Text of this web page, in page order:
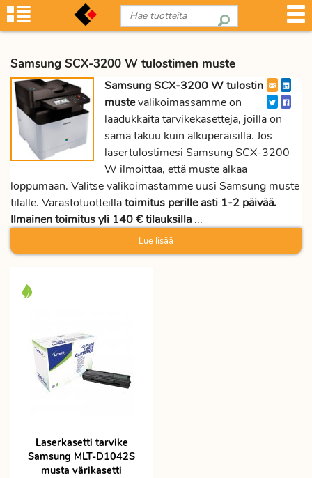
Samsung SCX-3200 W tulostimen muste
Samsung SCX-3200 W tulostin
mustevalikoimassamme on
laadukkaita tarvikekasetteja, joilla on
sama takuu kuin alkuperäisillä. Jos
lasertulostimesi Samsung SCX-3200
W ilmoittaa, että muste alkaa
loppumaan. Valitse valikoimastamme uusi Samsung muste
tilalle. Varastotuotteillatoimitus perille asti 1-2 päivää.
Ilmainen toimitus yli 140 € tilauksilla ...
Lue lisää
Laserkasetti tarvike
Samsung MLT-D1042S
musta värikasetti